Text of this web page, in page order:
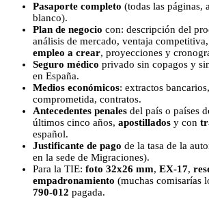
Pasaporte completo (todas las páginas,
blanco).
Plan de negocio con: descripción del
análisis de mercado, ventaja
empleo a crear, proyecciones y
Seguro médico privado sin copagos y
en España.
Medios económicos: extractos
comprometida, contratos.
Antecedentes penales del país o países
últimos cinco años, apostillados y con
español.
Justificante de pago de la tasa de la
en la sede de Migraciones).
Para la TIE: foto 32x26 mm, EX‑17,
empadronamiento (muchas comisarías
790‑012 pagada.